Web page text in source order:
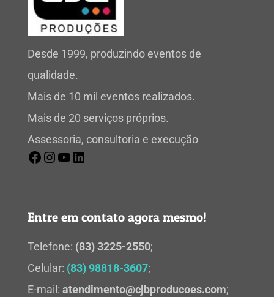
Desde 1999, produzindo eventos de
qualidade.
Mais de 10 mil eventos realizados.
Mais de 20 serviços próprios.
Assessoria, consultoria e execução
Entre em contato agora mesmo!
Telefone: (83) 3225-2550;
Celular: (83) 98818-3607;
E-mail: atendimento@cjbproducoes.com;